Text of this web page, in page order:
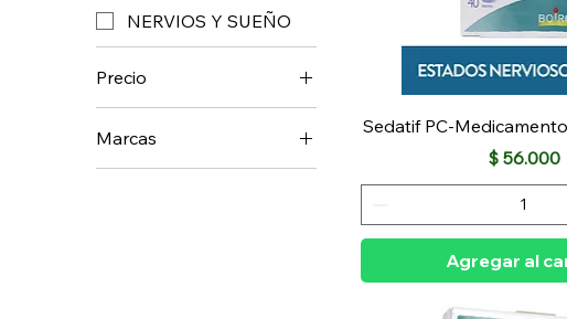
NERVIOS Y SUEÑO
Precio
48.600 COP 74.300 COP
Marcas
Sedatif PC-
Precio
$ 56.000
Agregar al